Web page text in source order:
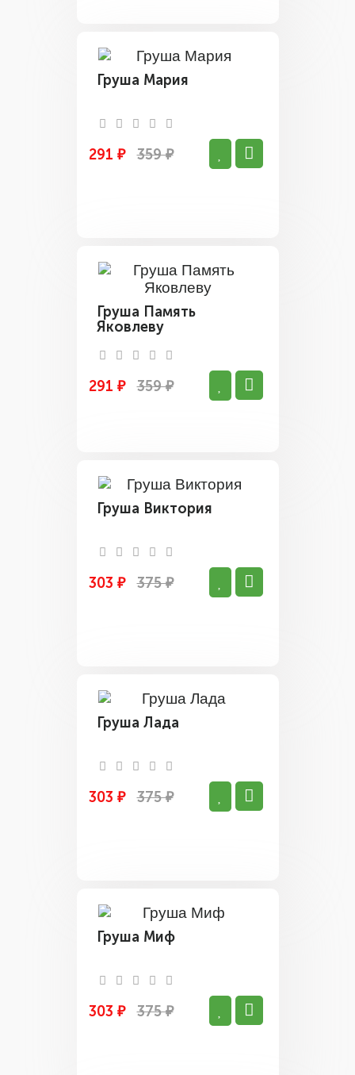
Груша Мария
291 ₽ 359 ₽
Груша Память
Яковлеву
291 ₽ 359 ₽
Груша Виктория
303 ₽ 375 ₽
Груша Лада
303 ₽ 375 ₽
Груша Миф
303 ₽ 375 ₽